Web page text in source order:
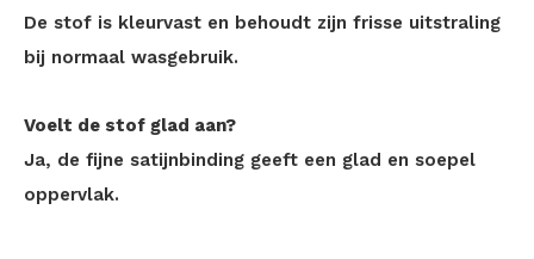
De stof is kleurvast en behoudt zijn frisse uitstraling
bij normaal wasgebruik.
Voelt de stof glad aan?
Ja, de fijne satijnbinding geeft een glad en soepel
oppervlak.